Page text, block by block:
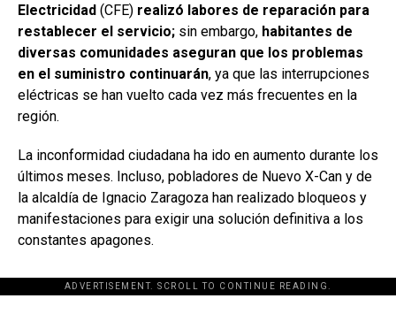
Electricidad (CFE) realizó labores de reparación para
restablecer el servicio; sin embargo, habitantes de
diversas comunidades aseguran que los problemas
en el suministro continuarán, ya que las interrupciones
eléctricas se han vuelto cada vez más frecuentes en la
región.
La inconformidad ciudadana ha ido en aumento durante los
últimos meses. Incluso, pobladores de Nuevo X-Can y de
la alcaldía de Ignacio Zaragoza han realizado bloqueos y
manifestaciones para exigir una solución definitiva a los
constantes apagones.
ADVERTISEMENT. SCROLL TO CONTINUE READING.
[adsforwp id="243463"]